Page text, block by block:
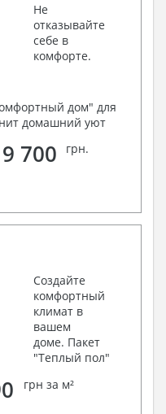
Не
отказывайте
себе в
комфорте.
дом" для
домашний уют
700 грн.
Создайте
комфортный
климат в
вашем
доме. Пакет
"Теплый пол"
грн за м²